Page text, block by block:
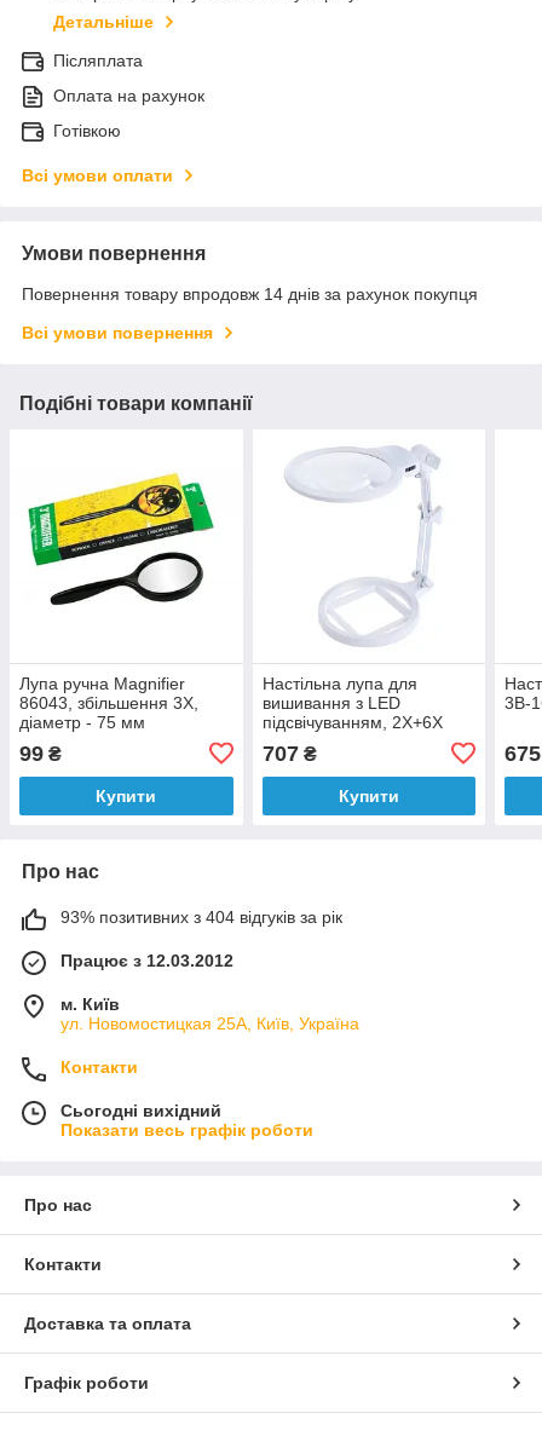
Детальніше
Післяплата
Оплата на рахунок
Готівкою
Всі умови оплати
Умови повернення
Повернення товару впродовж 14 днів за рахунок покупця
Всі умови повернення
Подібні товари компанії
Лупа ручна Magnifier
86043, збільшення 3X,
діаметр - 75 мм
99 ₴
Купити
Настільна лупа для
вишивання з LED
підсвічуванням, 2X+6X
130+25 мм, Magnifier 3B-
1A
707₴
Купити
3B-
675
Про нас
93% позитивних з 404 відгуків за рік
Працює з 12.03.2012
м. Київ
ул. Новомостицкая 25А, Київ, Україна
Контакти
Сьогодні вихідний
Показати весь графік роботи
Про нас
Контакти
Доставка та оплата
Графік роботи